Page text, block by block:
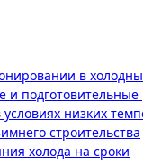
в
и подготовительные
низких
строительства
холода на сроки